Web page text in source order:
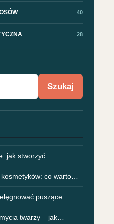
40
28
jak stworzyć…
co warto…
puszące…
twarzy – jak…